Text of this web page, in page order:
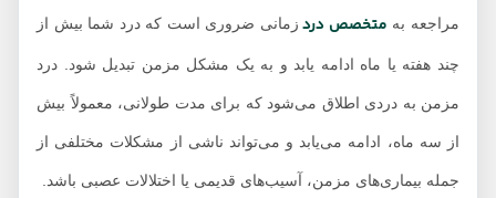
مراجعه بهمتخصص دردزمانی ضروری است که درد شما بیش از
چند هفته یا ماه ادامه یابد و به یک مشکل مزمن تبدیل شود. درد
مزمن به دردی اطلاق می‌شود که برای مدت طولانی، معمولاً بیش
از سه ماه، ادامه می‌یابد و می‌تواند ناشی از مشکلات مختلفی از
جمله بیماری‌های مزمن، آسیب‌های قدیمی یا اختلالات عصبی باشد.